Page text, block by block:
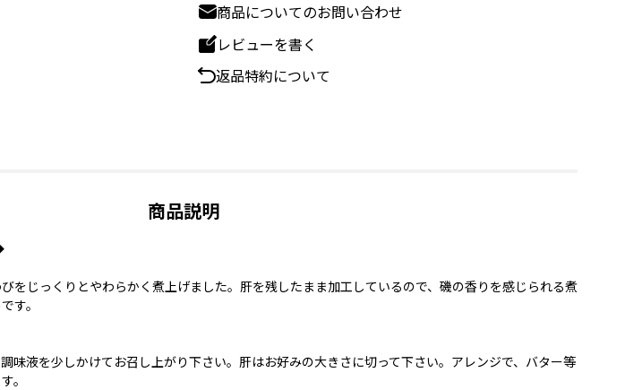
商品についてのお問い合わせ
レビューを書く
返品特約について
商品説明
をじっくりとやわらかく煮上げました。肝を残したまま加工しているので、磯の香りを感じられる煮
す。
味液を少しかけてお召し上がり下さい。肝はお好みの大きさに切って下さい。アレンジで、バター等
。